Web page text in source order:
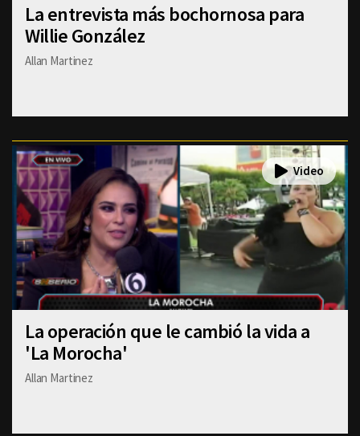
La entrevista más bochornosa para
Willie González
Allan Martinez
La operación que le cambió la vida a
'La Morocha'
Allan Martinez